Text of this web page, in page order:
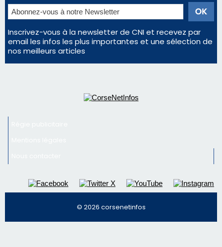
La gendarmerie alerte les restaurateurs corses
face à une nouvelle escroquerie au faux vendeur de
vin
En Corse, un début de saison marqué par une
consommation en recul dans les restaurants
nos meilleurs articles